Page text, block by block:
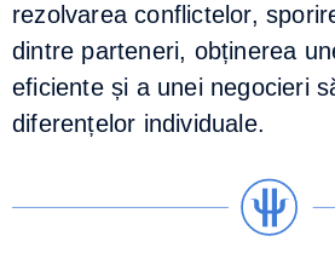
rezolvarea conflictelor,
dintre parteneri, obținerea
eficiente și a unei negocieri
diferențelor individuale.